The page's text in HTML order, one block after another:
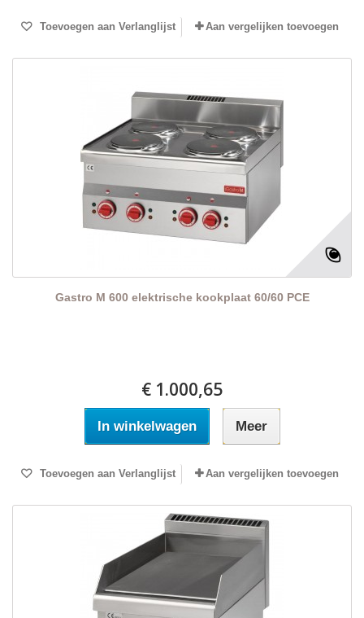
Toevoegen aan Verlanglijst Aan vergelijken toevoegen
Gastro M 600 elektrische kookplaat 60/60 PCE
€ 1.000,65
In winkelwagen Meer
Toevoegen aan Verlanglijst Aan vergelijken toevoegen